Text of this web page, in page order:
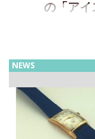
の「アイ
BERINGから北極
とったソーラー
NEWS